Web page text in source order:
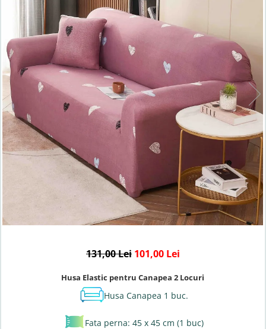
Lenjerii de pat Bumbac 100%
Lenjerii de pat Cocolino
Lenjerii de pat Finet + 2 Draperii
Lenjerii de pat Saten 4 piese cu
elastic
131,00 Lei 101,00 Lei
Husa Elastic pentru Canapea 2 Locuri
Husa Canapea 1 buc.
Fata perna: 45 x 45 cm (1 buc)